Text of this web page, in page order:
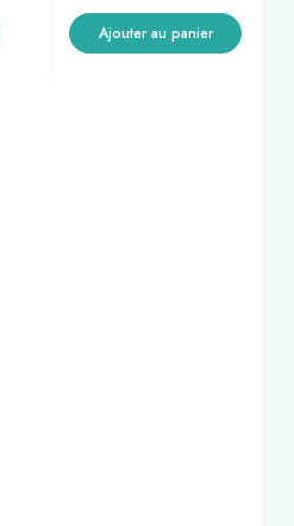
Ajouter au panier